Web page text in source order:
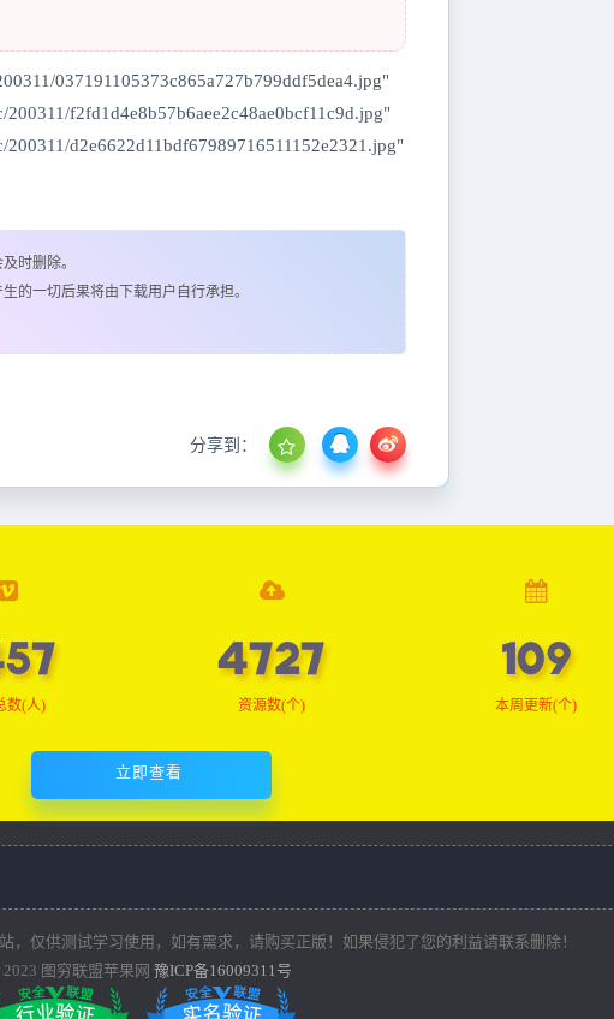
037191105373c865a727b799ddf5dea4.jpg"
f2fd1d4e8b57b6aee2c48ae0bcf11c9d.jpg"
d2e6622d11bdf67989716511152e2321.jpg"
时删除。
的一切后果将由下载用户自行承担。
分享到：
数(人)
4755
资源数(个)
109
本周更新(个)
立即查看
，仅供测试学习使用，如有需求，请购买正版！如果侵犯了您的利益请联系删除！
2023 图穷联盟苹果网 豫ICP备16009311号